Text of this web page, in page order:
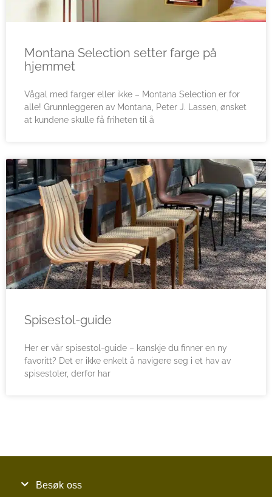
Montana Selection setter farge på
hjemmet
Vågal med farger eller ikke – Montana Selection er for
alle! Grunnleggeren av Montana, Peter J. Lassen, ønsket
at kundene skulle få friheten til å
Spisestol-guide
Her er vår spisestol-guide – kanskje du finner en ny
favoritt? Det er ikke enkelt å navigere seg i et hav av
spisestoler, derfor har
Besøk oss